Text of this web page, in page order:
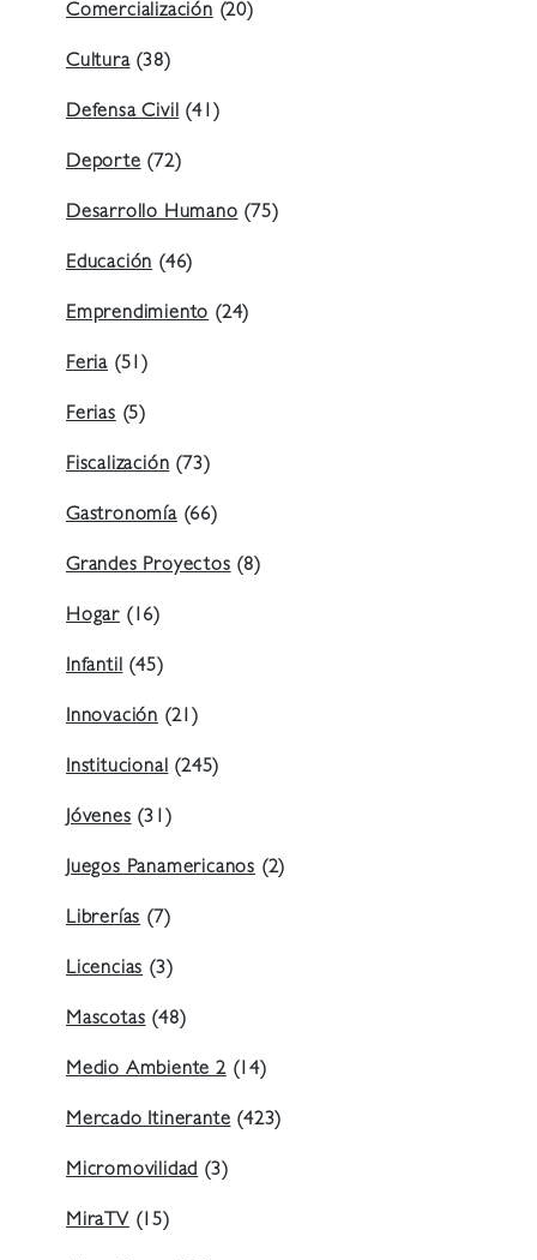
Comercialización (20)
Cultura(38)
Defensa Civil (41)
Deporte (72)
Desarrollo Humano (75)
Educación (46)
Emprendimiento (24)
Feria (51)
Ferias (5)
Fiscalización (73)
Gastronomía(66)
Grandes Proyectos (8)
Hogar (16)
Infantil (45)
Innovación (21)
Institucional (245)
Jóvenes (31)
Juegos Panamericanos (2)
Librerías (7)
Licencias (3)
Mascotas (48)
Medio Ambiente 2(14)
Mercado Itinerante (423)
Micromovilidad (3)
MiraTV (15)